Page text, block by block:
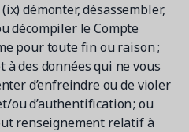
démonter, désassembler,
décompiler le Compte
pour toute fin ou raison ;
à des données qui ne vous
d’enfreindre ou de violer
ou d’authentification ; ou
renseignement relatif à